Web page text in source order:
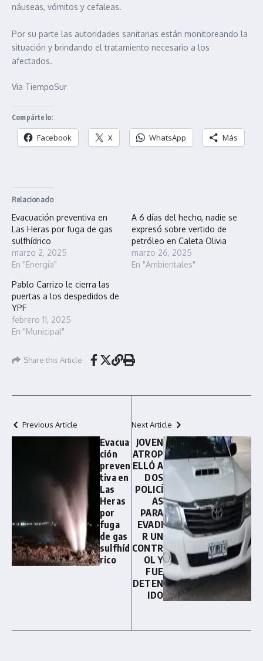
náuseas, vómitos y cefaleas.
Por su parte las autoridades sanitarias están monitoreando la
situación y brindando el tratamiento necesario a los
afectados.
Via TiempoSur
Compártelo:
Facebook X WhatsApp Más
Relacionado
Evacuación preventiva en
Las Heras por fuga de gas
sulfhídrico
marzo 2, 2025
En "Energía"
A 6 días del hecho, nadie se
expresó sobre vertido de
petróleo en Caleta Olivia
marzo 26, 2025
En "Ambientales"
Pablo Carrizo le cierra las
puertas a los despedidos de
YPF
febrero 11, 2025
En "Municipal"
Share this Article
Previous Article
Evacua
ción
preven
tiva en
Las
Heras
por
fuga
de gas
sulfhíd
rico
Next Article
JOVEN
ATROP
ELLÓ A
DOS
POLICÍ
AS
PARA
EVADI
R UN
CONTR
OL Y
FUE
DETEN
IDO